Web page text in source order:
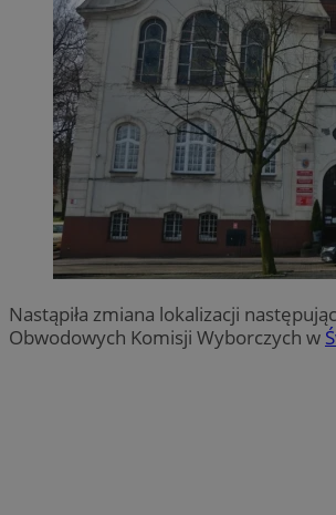
Nastąpiła zmiana lokalizacji
Obwodowych Komisji Wyborczych w